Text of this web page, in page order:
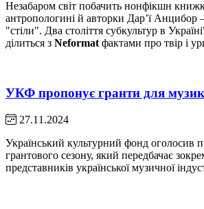
Незабаром світ побачить нонфікшн
антропологині й авторки Дарʼї
"стіли". Два століття субкультур в
ділиться з Neformat фактами про твір і
УКФ пропонує гранти для
27.11.2024
Український культурний фонд оголосив
грантового сезону, який передбачає
представників української музичної